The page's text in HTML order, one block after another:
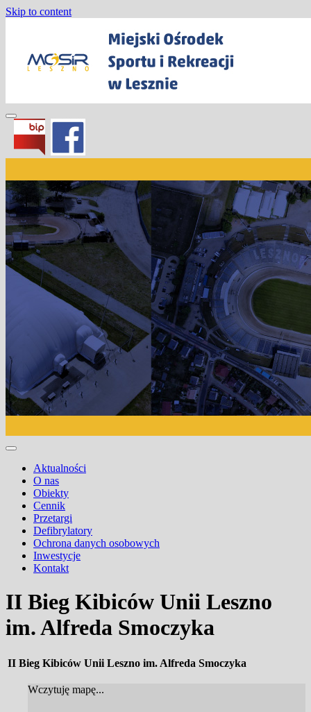
Skip to content
Miejski Ośrodek Sportu i Rekreacji w
Lesznie
Aktualności
O nas
Obiekty
Cennik
Przetargi
Defibrylatory
Ochrona danych osobowych
Inwestycje
Kontakt
II Bieg Kibiców Unii Leszno
im. Alfreda Smoczyka
II Bieg Kibiców Unii Leszno im. Alfreda Smoczyka
Wczytuję mapę...